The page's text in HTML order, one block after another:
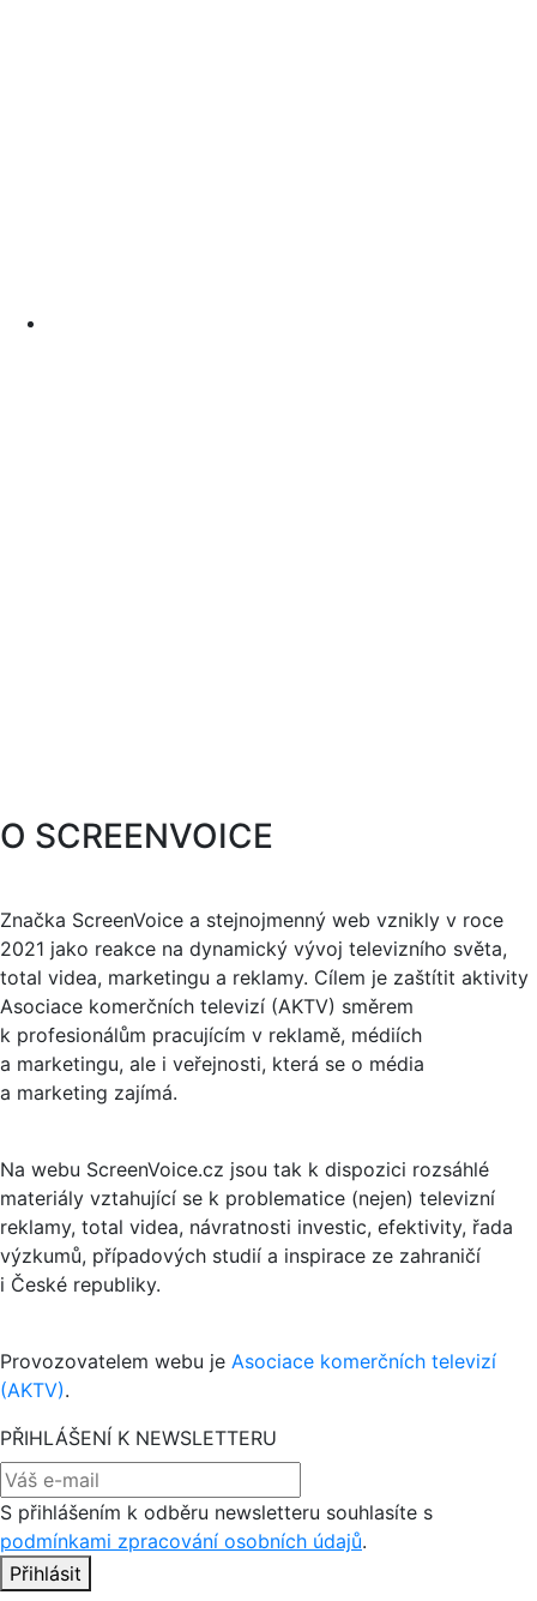
O SCREENVOICE
Značka ScreenVoice a stejnojmenný web vznikly v roce
2021 jako reakce na dynamický vývoj televizního světa,
total videa, marketingu a reklamy. Cílem je zaštítit aktivity
Asociace komerčních televizí (AKTV) směrem
k profesionálům pracujícím v reklamě, médiích
a marketingu, ale i veřejnosti, která se o média
a marketing zajímá.
Na webu ScreenVoice.cz jsou tak k dispozici rozsáhlé
materiály vztahující se k problematice (nejen) televizní
reklamy, total videa, návratnosti investic, efektivity, řada
výzkumů, případových studií a inspirace ze zahraničí
i České republiky.
Provozovatelem webu je Asociace komerčních televizí
(AKTV).
PŘIHLÁŠENÍ K NEWSLETTERU
S přihlášením k odběru newsletteru souhlasíte s
podmínkami zpracování osobních údajů.
Přihlásit